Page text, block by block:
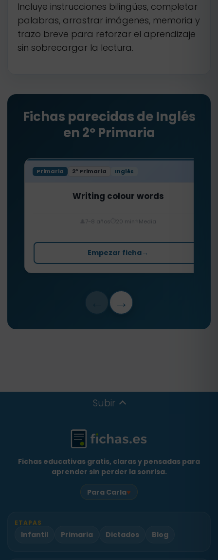
Incluye instrucciones bilingües, completar
palabras, arrastrar imágenes, memoria y
trazo breve para reforzar el aprendizaje
sin sobrecargar la lectura.
Fichas parecidas de Inglés
en 2º Primaria
Primaria 2º Primaria Inglés
Writing colour words
7-8 años 20 min Media
Empezar ficha→
→
Subir
Fichas educativas gratis, claras y pensadas para
aprender sin perder la sonrisa.
Para Carla♥
ETAPAS
Infantil Primaria Dictados Blog